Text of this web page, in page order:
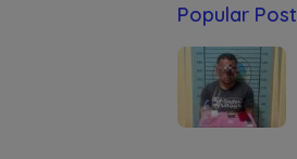
Popular Post